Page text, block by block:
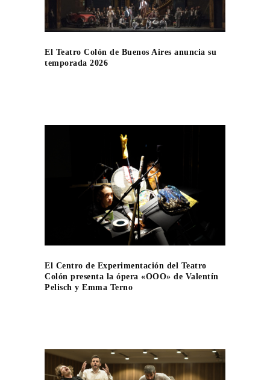
El Teatro Colón de Buenos Aires anuncia su
temporada 2026
El Centro de Experimentación del Teatro
Colón presenta la ópera «OOO» de Valentín
Pelisch y Emma Terno